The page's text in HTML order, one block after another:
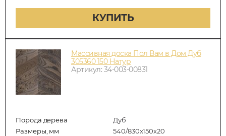
КУПИТЬ
Массивная доска Пол Вам в Дом Дуб
305360 150 Натур
Артикул: 34-003-00831
Порода дерева
Дуб
Размеры, мм
540/830x150x20